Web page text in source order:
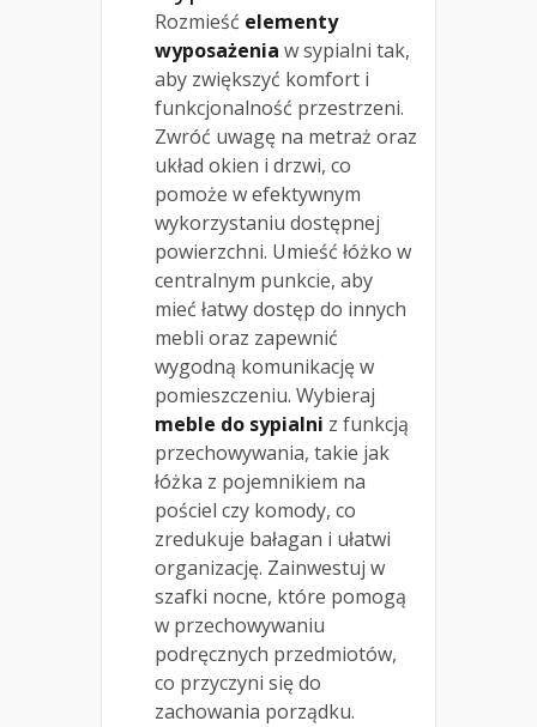
Rozmieść elementy
wyposażenia w sypialni tak,
aby zwiększyć komfort i
funkcjonalność przestrzeni.
Zwróć uwagę na metraż oraz
układ okien i drzwi, co
pomoże w efektywnym
wykorzystaniu dostępnej
powierzchni. Umieść łóżko w
centralnym punkcie, aby
mieć łatwy dostęp do innych
mebli oraz zapewnić
wygodną komunikację w
pomieszczeniu. Wybieraj
meble do sypialni z funkcją
przechowywania, takie jak
łóżka z pojemnikiem na
pościel czy komody, co
zredukuje bałagan i ułatwi
organizację. Zainwestuj w
szafki nocne, które pomogą
w przechowywaniu
podręcznych przedmiotów,
co przyczyni się do
zachowania porządku.